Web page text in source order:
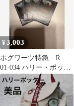
¥3,003
ホグワーツ特急 R
01-034 ハリー・ポッタ
ーカードゲーム 4枚セ
ット